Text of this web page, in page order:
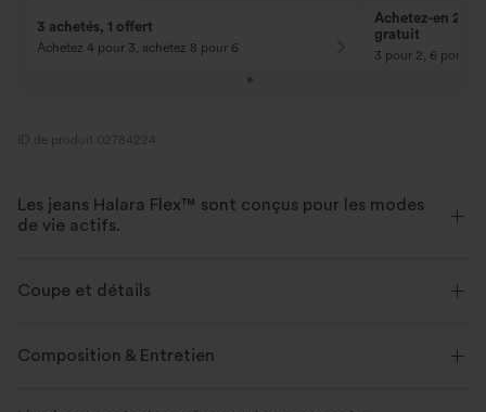
3 achetés, 1 offert
Achetez 4 pour 3, achetez 8 pour 6
Achetez-en 2,
gratuit
3 pour 2, 6 pour 4,
ID de produit 02784224
Les jeans Halara Flex™ sont conçus pour les modes
de vie actifs.
sport, le denim Halara Flex™ vous offre l'extensibilité et la douceur vous
permettant de bouger librement.
Extensible dans les 4 sens
Aussi confortable qu’un legging Tissu léger
Coupe et détails
Près du corps Col licou
Composition & Entretien